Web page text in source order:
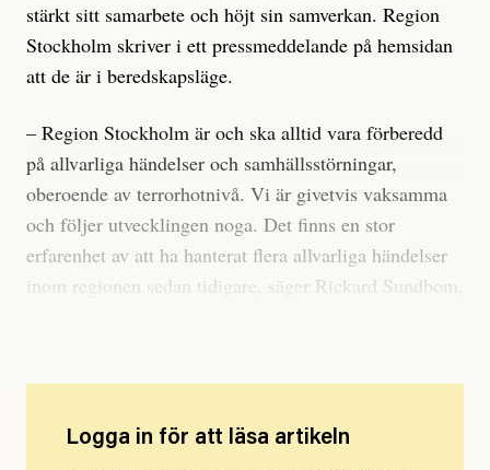
stärkt sitt samarbete och höjt sin samverkan. Region
Stockholm skriver i ett pressmeddelande på hemsidan
att de är i beredskapsläge.
– Region Stockholm är och ska alltid vara förberedd
på allvarliga händelser och samhällsstörningar,
oberoende av terrorhotnivå. Vi är givetvis vaksamma
och följer utvecklingen noga. Det finns en stor
erfarenhet av att ha hanterat flera allvarliga händelser
inom regionen sedan tidigare, säger Rickard Sundbom,
Logga in för att läsa artikeln